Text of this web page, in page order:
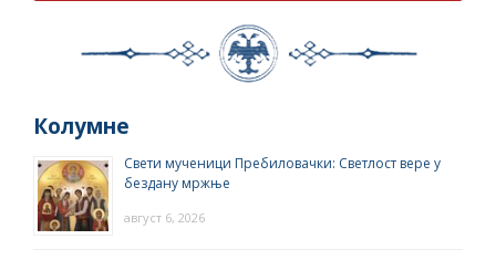
Колумне
Свети мученици Пребиловачки: Светлост вере у
бездану мржње
август 6, 2026